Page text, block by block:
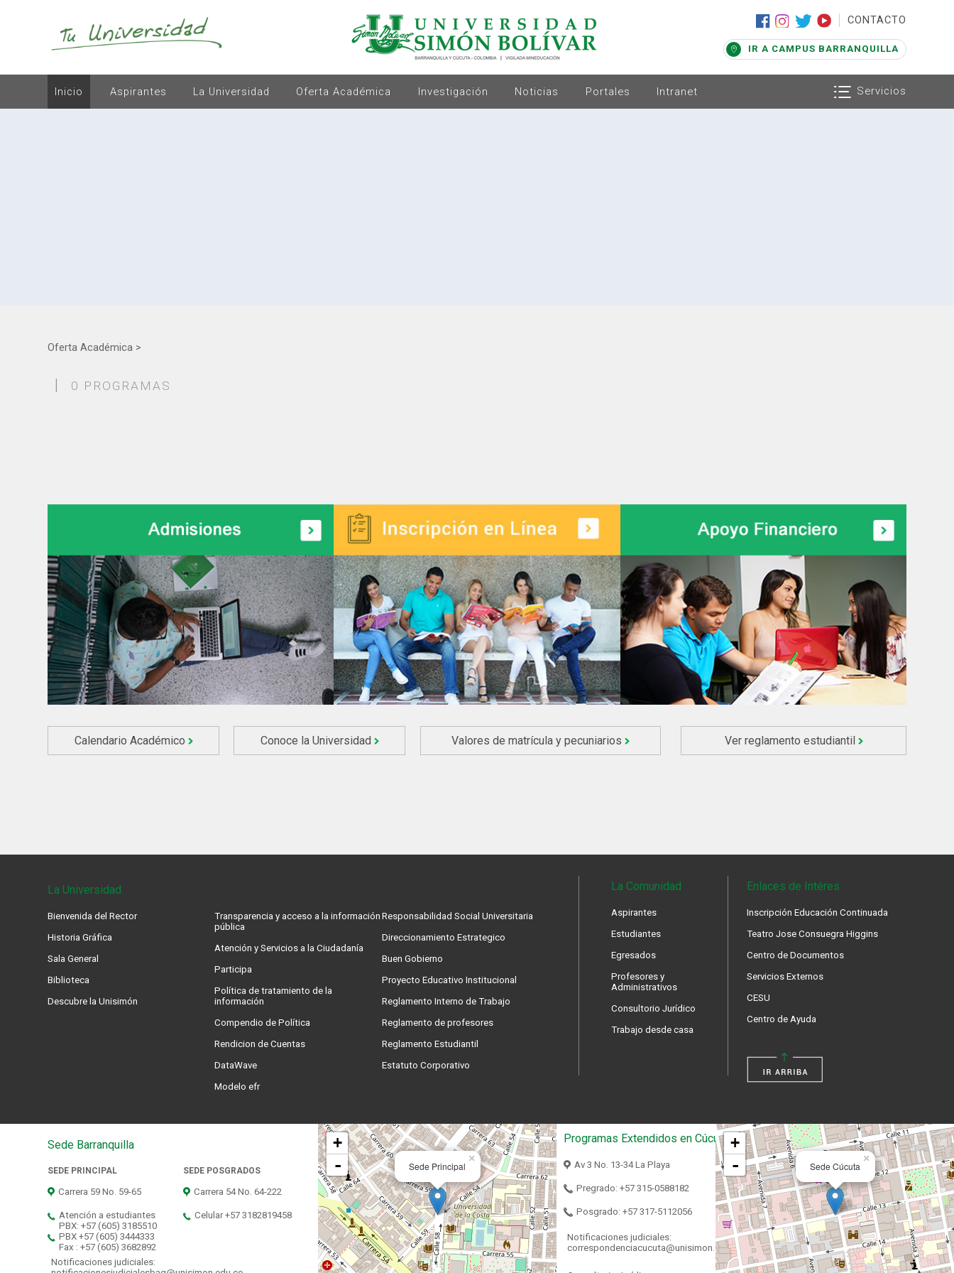
| CONTACTO
IR A CAMPUS BARRANQUILLA
Inicio Aspirantes La Universidad Oferta Académica Investigación Noticias Portales Intranet Servicios
Oferta Académica >
| 0 PROGRAMAS
Calendario Académico Conoce la Universidad Valores de matrícula y pecuniarios Ver reglamento estudiantil
La Universidad
Bienvenida del Rector
Historia Gráfica
Sala General
Biblioteca
Descubre la Unisimón
Transparencia y acceso a la información
pública
Atención y Servicios a la Ciudadanía
Participa
Política de tratamiento de la
información
Compendio de Política
Rendicion de Cuentas
DataWave
Modelo efr
Responsabilidad Social Universitaria
Direccionamiento Estrategico
Buen Gobierno
Proyecto Educativo Institucional
Reglamento Interno de Trabajo
Reglamento de profesores
Reglamento Estudiantil
Estatuto Corporativo
La Comunidad
Aspirantes
Estudiantes
Egresados
Profesores y
Administrativos
Consultorio Jurídico
Trabajo desde casa
Enlaces de Intéres
Inscripción Educación Continuada
Teatro Jose Consuegra Higgins
Centro de Documentos
Servicios Externos
CESU
Centro de Ayuda
Sede Barranquilla
SEDE PRINCIPAL
Carrera 59 No. 59-65
Atención a estudiantes
PBX: +57 (605) 3185510
PBX +57 (605) 3444333
Fax : +57 (605) 3682892
Notificaciones judiciales:
SEDE POSGRADOS
Carrera 54 No. 64-222
Celular +57 3182819458
×
Sede Principal
+
-
Programas Extendidos en Cúcuta
Av 3 No. 13-34 La Playa
Pregrado: +57 315-0588182
Posgrado: +57 317-5112056
Notificaciones judiciales:
correspondenciacucuta@unisimon.edu.co
×
Sede Cúcuta
+
-